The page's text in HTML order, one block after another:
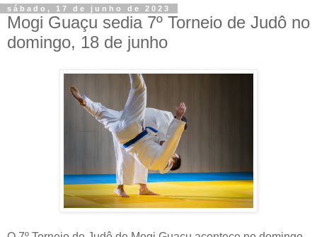
sábado, 17 de junho de 2023
Mogi Guaçu sedia 7º Torneio de Judô no
domingo, 18 de junho